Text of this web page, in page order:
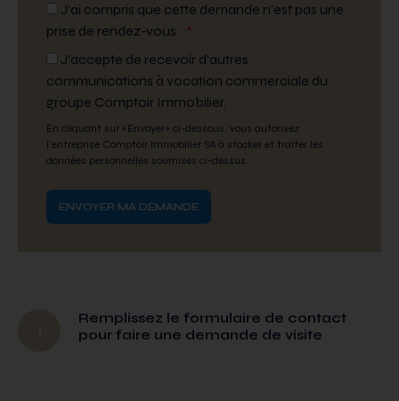
J’ai compris que cette demande n’est pas une
prise de rendez-vous. *
J'accepte de recevoir d'autres
communications à vocation commerciale du
groupe Comptoir Immobilier.
En cliquant sur «Envoyer» ci-dessous, vous autorisez
l'entreprise Comptoir Immobilier SA à stocker et traiter les
données personnelles soumises ci-dessus.
Remplissez le formulaire de contact
pour faire une demande de visite